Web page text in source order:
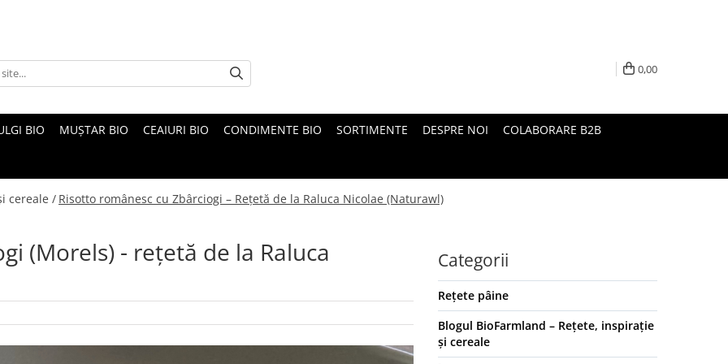
0,00
BIO MUȘTAR BIO CEAIURI BIO CONDIMENTE BIO SORTIMENTE DESPRE NOI COLABORARE B2B
cereale / Risotto românesc cu Zbârciogi – Rețetă de la Raluca Nicolae (Naturawl)
(Morels) - rețetă de la Raluca Categorii
Rețete pâine
Blogul BioFarmland – Rețete, inspirație
și cereale